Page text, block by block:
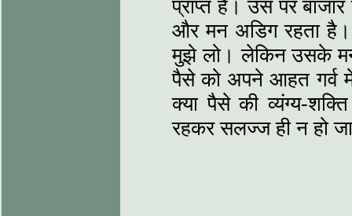
प्राप्त है। उस पर
और मन अडिग रहता
मुझे लो। लेकिन उसके मन
पैसे को अपने आहत गर्व
क्या पैसे की व्यंग्य-
रहकर सलज्ज ही न हो